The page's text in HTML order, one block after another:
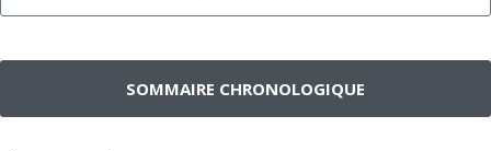
SOMMAIRE CHRONOLOGIQUE